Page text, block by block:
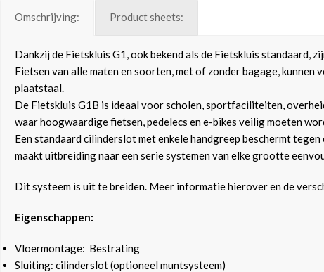
Omschrijving: Product sheets:
Dankzij de Fietskluis G1, ook bekend als de Fietskluis standaard,
Fietsen van alle maten en soorten, met of zonder bagage,
plaatstaal.
De Fietskluis G1B is ideaal voor scholen, sportfaciliteiten,
waar hoogwaardige fietsen, pedelecs en e-bikes veilig moeten
Een standaard cilinderslot met enkele handgreep beschermt
maakt uitbreiding naar een serie systemen van elke grootte
Dit systeem is uit te breiden. Meer informatie hierover en de
Eigenschappen:
Vloermontage: Bestrating
Sluiting: cilinderslot (optioneel muntsysteem)